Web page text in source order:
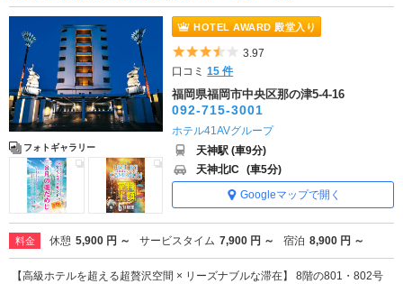
フォトギャラリー
HOTEL AWARD 殿堂入り
5つ星のうち3.5
3.97
口コミ15 件
福岡県福岡市中央区那の津5-4-16
092-715-3001
ホテル41AVグループ
天神駅 (車9分)
天神北IC (車5分)
Googleマップで開く
料金 休憩 5,900 円 ～ サービスタイム 7,900 円 ～ 宿泊 8,900 円 ～
【高級ホテルを超える超贅沢空間 × リーズナブルな滞在】 8階の801・802号